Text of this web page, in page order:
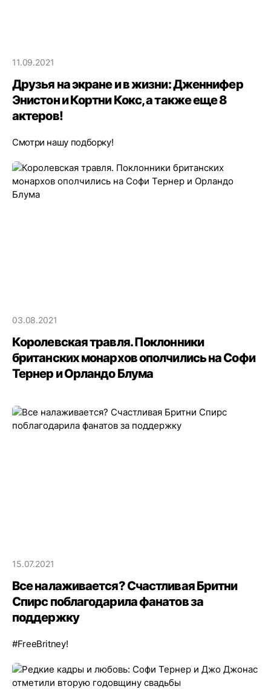
11.09.2021
Друзья на экране и в жизни: Дженнифер
Энистон и Кортни Кокс, а также еще 8
актеров!
Смотри нашу подборку!
03.08.2021
Королевская травля. Поклонники
британских монархов ополчились на Софи
Тернер и Орландо Блума
15.07.2021
Все налаживается? Счастливая Бритни
Спирс поблагодарила фанатов за
поддержку
#FreeBritney!